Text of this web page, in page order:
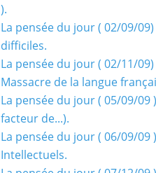
).
La pensée du jour ( 02/09/
difficiles.
La pensée du jour ( 02/11/09)
Massacre de la langue
La pensée du jour ( 05/09/09
facteur de...).
La pensée du jour ( 06/09/09
Intellectuels.